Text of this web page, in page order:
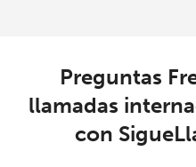
Trinidad And Tobago
Preguntas
llamadas
con